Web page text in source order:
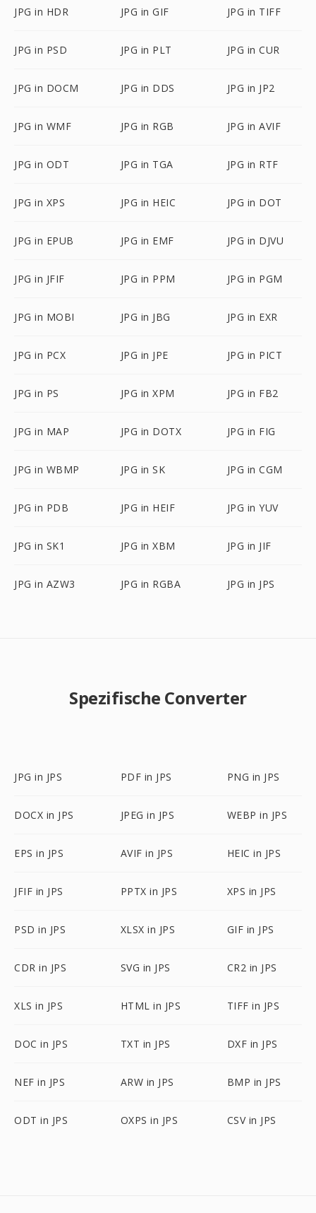
JPG in HDR JPG in GIF JPG in TIFF
JPG in PSD JPG in PLT JPG in CUR
JPG in DOCM JPG in DDS JPG in JP2
JPG in WMF JPG in RGB JPG in AVIF
JPG in ODT JPG in TGA JPG in RTF
JPG in XPS JPG in HEIC JPG in DOT
JPG in EPUB JPG in EMF JPG in DJVU
JPG in JFIF JPG in PPM JPG in PGM
JPG in MOBI JPG in JBG JPG in EXR
JPG in PCX JPG in JPE JPG in PICT
JPG in PS JPG in XPM JPG in FB2
JPG in MAP JPG in DOTX JPG in FIG
JPG in WBMP JPG in SK JPG in CGM
JPG in PDB JPG in HEIF JPG in YUV
JPG in SK1 JPG in XBM JPG in JIF
JPG in AZW3 JPG in RGBA JPG in JPS
Spezifische Converter
JPG in JPS PDF in JPS PNG in JPS
DOCX in JPS JPEG in JPS WEBP in JPS
EPS in JPS AVIF in JPS HEIC in JPS
JFIF in JPS PPTX in JPS XPS in JPS
PSD in JPS XLSX in JPS GIF in JPS
CDR in JPS SVG in JPS CR2 in JPS
XLS in JPS HTML in JPS TIFF in JPS
DOC in JPS TXT in JPS DXF in JPS
NEF in JPS ARW in JPS BMP in JPS
ODT in JPS OXPS in JPS CSV in JPS